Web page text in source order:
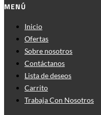
MENÚ
Inicio
Ofertas
Sobre nosotros
Contáctanos
Lista de deseos
Carrito
Trabaja Con Nosotros